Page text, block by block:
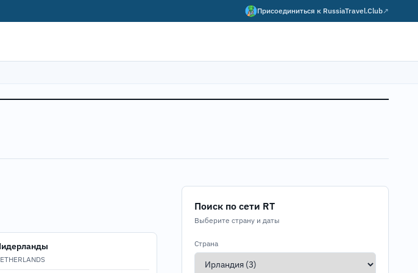
Присоединиться к RussiaTravel.Club↗
Поиск по сети RT
Выберите страну и даты
Страна